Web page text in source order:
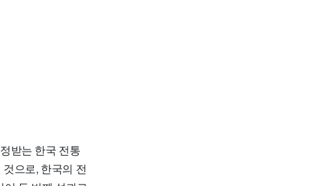
받는 한국 전통
으로, 한국의 전